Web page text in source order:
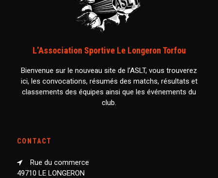
L’Association Sportive Le Longeron Torfou
Bienvenue sur le nouveau site de l’ASLT, vous trouverez
ici, les convocations, résumés des matchs, résultats et
classements des équipes ainsi que les événements du
club.
CONTACT
Rue du commerce
49710 LE LONGERON